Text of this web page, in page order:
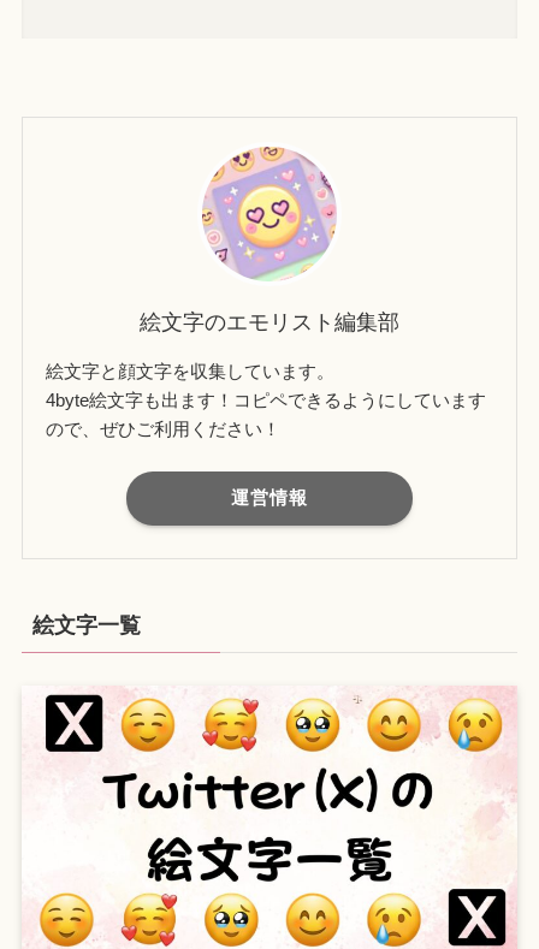
絵文字のエモリスト編集部
絵文字と顔文字を収集しています。
4byte絵文字も出ます！コピペできるようにしています
ので、ぜひご利用ください！
運営情報
絵文字一覧